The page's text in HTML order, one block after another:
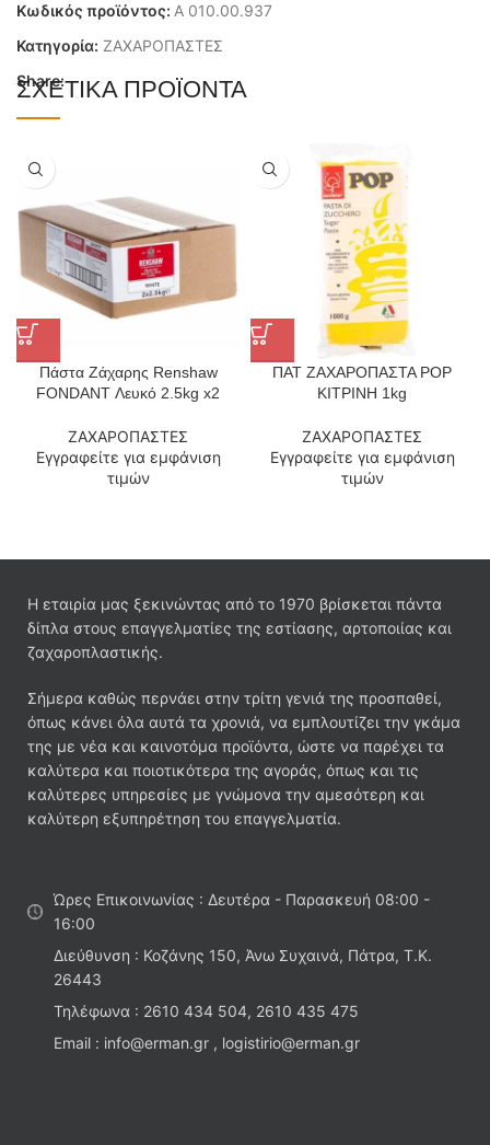
Κωδικός προϊόντος: Α 010.00.937
Κατηγορία: ΖΑΧΑΡΟΠΑΣΤΕΣ
Share:
ΣΧΕΤΙΚΆ ΠΡΟΪΌΝΤΑ
Πάστα Ζάχαρης Renshaw
FONDANT Λευκό 2.5kg x2
ΖΑΧΑΡΟΠΑΣΤΕΣ
Εγγραφείτε για εμφάνιση
τιμών
ΠΑΤ ΖΑΧΑΡΟΠΑΣΤΑ POP
ΚΙΤΡΙΝΗ 1kg
ΖΑΧΑΡΟΠΑΣΤΕΣ
Εγγραφείτε για εμφάνιση
τιμών
Η εταιρία μας ξεκινώντας από το 1970 βρίσκεται πάντα
δίπλα στους επαγγελματίες της εστίασης, αρτοποιίας και
ζαχαροπλαστικής.
Σήμερα καθώς περνάει στην τρίτη γενιά της προσπαθεί,
όπως κάνει όλα αυτά τα χρονιά, να εμπλουτίζει την γκάμα
της με νέα και καινοτόμα προϊόντα, ώστε να παρέχει τα
καλύτερα και ποιοτικότερα της αγοράς, όπως και τις
καλύτερες υπηρεσίες με γνώμονα την αμεσότερη και
καλύτερη εξυπηρέτηση του επαγγελματία.
Ώρες Επικοινωνίας : Δευτέρα - Παρασκευή 08:00 -
16:00
Διεύθυνση : Κοζάνης 150, Άνω Συχαινά, Πάτρα, Τ.Κ.
26443
Τηλέφωνα : 2610 434 504, 2610 435 475
Email : info@erman.gr , logistirio@erman.gr